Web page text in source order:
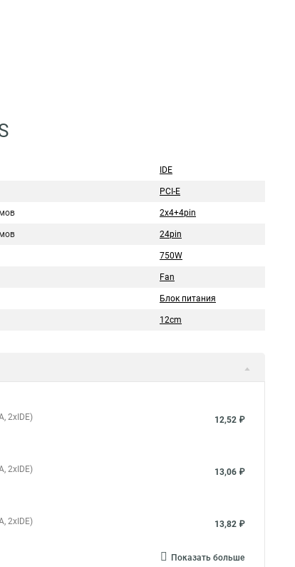
IDE
PCI-E
2x4+4pin
24pin
750W
Fan
Блок питания
12cm
2xIDE) 12,52 ₽
2xIDE) 13,06 ₽
2xIDE) 13,82 ₽
Показать больше